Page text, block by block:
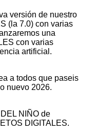
versión de nuestro
(la 7.0) con varias
una
con varias
artificial.
a todos que paseis
nuevo 2026.
NIÑO de
DIGITALES.